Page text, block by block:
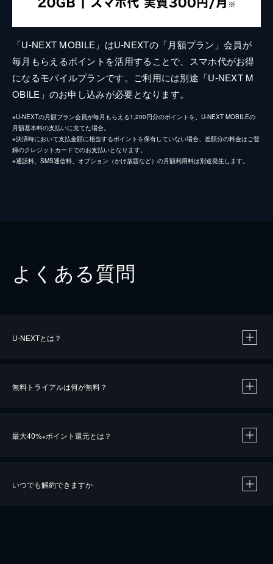
「U-NEXT MOBILE」はU-NEXTの「月額プラン」会員が
毎月もらえるポイントを活用することで、スマホ代がお得
になるモバイルプランです。ご利用には別途「U-NEXT M
OBILE」のお申し込みが必要となります。
※U-NEXTの月額プラン会員が毎月もらえる1,200円分のポイントを、U-NEXT MOBILEの
月額基本料の支払いに充てた場合。
※決済時において支払金額に相当するポイントを保有していない場合、差額分の料金はご登
録のクレジットカードでのお支払いとなります。
※通話料、SMS通信料、オプション（かけ放題など）の月額利用料は別途発生します。
よくある質問
U-NEXTとは？
無料トライアルは何が無料？
最大40%※ポイント還元とは？
いつでも解約できますか